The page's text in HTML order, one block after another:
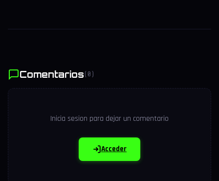
Comentarios (0)
Inicia sesion para dejar un comentario
Acceder